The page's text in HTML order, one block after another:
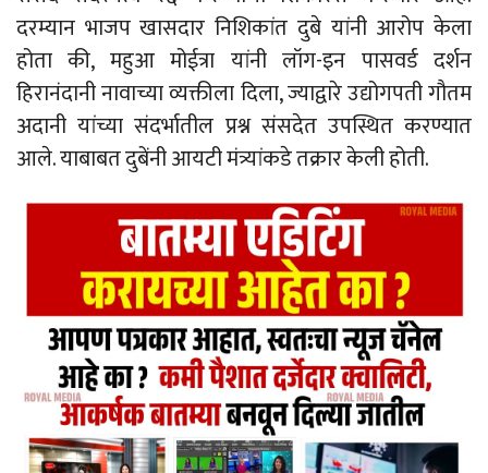
दरम्यान भाजप खासदार निशिकांत दुबे यांनी आरोप केला
होता की, महुआ मोईत्रा यांनी लॉग-इन पासवर्ड दर्शन
हिरानंदानी नावाच्या व्यक्तीला दिला, ज्याद्वारे उद्योगपती गौतम
अदानी यांच्या संदर्भातील प्रश्न संसदेत उपस्थित करण्यात
आले. याबाबत दुबेंनी आयटी मंत्र्यांकडे तक्रार केली होती.